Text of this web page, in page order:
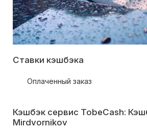
Ставки кэшбэка
Оплаченный заказ
Кэшбэк сервис TobeCash:
Mirdvornikov